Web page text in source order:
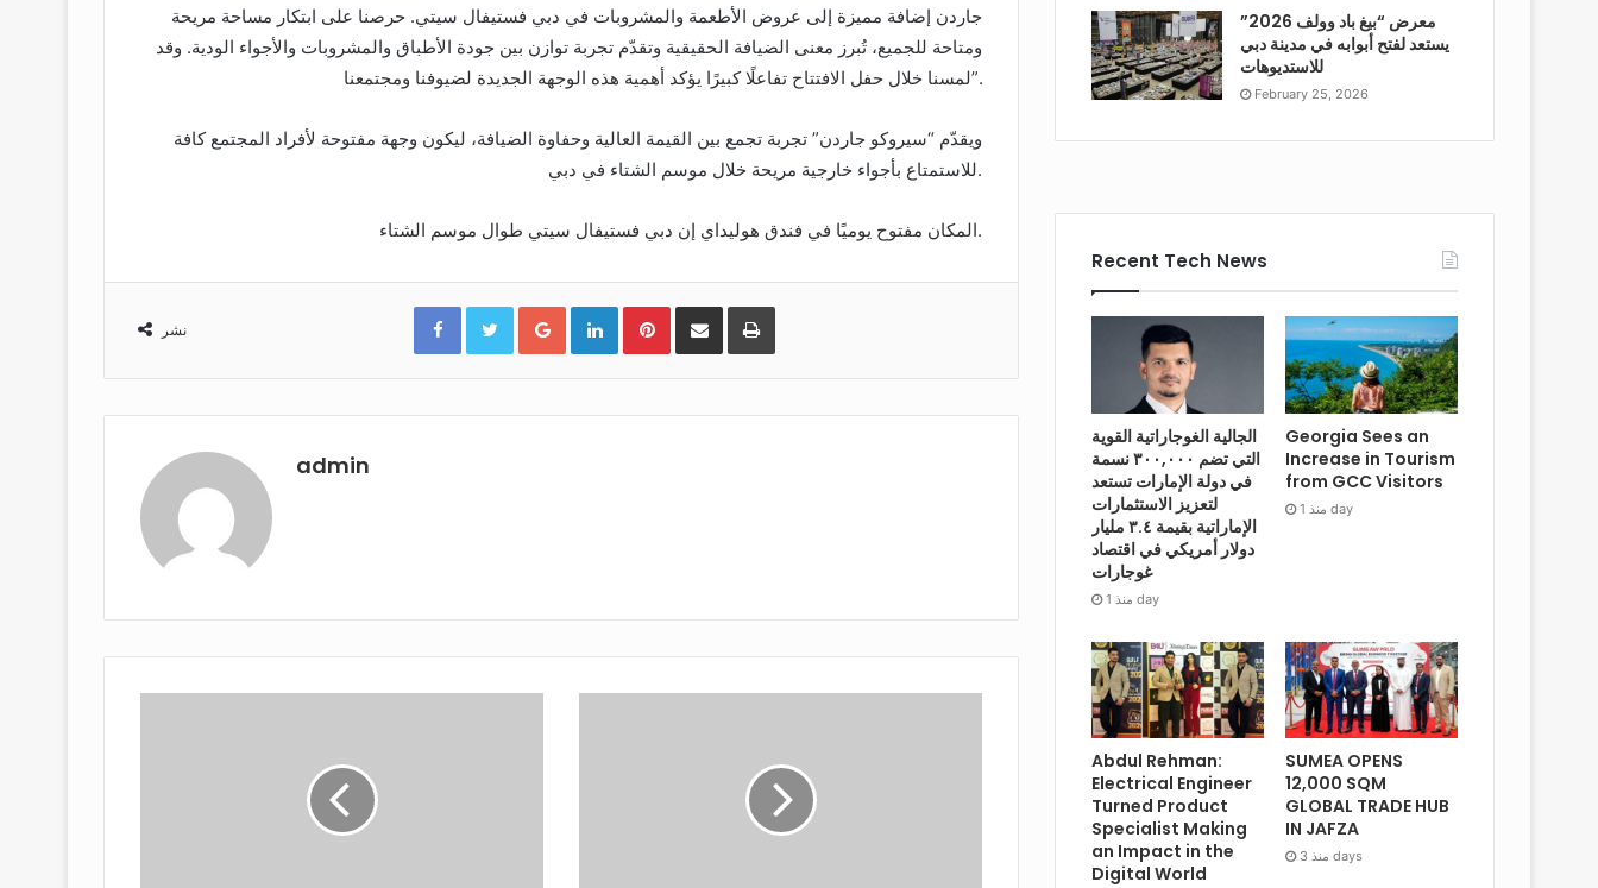
جاردن إضافة مميزة إلى عروض الأطعمة والمشروبات في دبي فستيفال سيتي. حرصنا على ابتكار مساحة مريحة
ومتاحة للجميع، تُبرز معنى الضيافة الحقيقية وتقدّم تجربة توازن بين جودة الأطباق والمشروبات والأجواء الودية. وقد
لمسنا خلال حفل الافتتاح تفاعلًا كبيرًا يؤكد أهمية هذه الوجهة الجديدة لضيوفنا ومجتمعنا”.
ويقدّم “سيروكو جاردن” تجربة تجمع بين القيمة العالية وحفاوة الضيافة، ليكون وجهة مفتوحة لأفراد المجتمع كافة
للاستمتاع بأجواء خارجية مريحة خلال موسم الشتاء في دبي.
المكان مفتوح يوميًا في فندق هوليداي إن دبي فستيفال سيتي طوال موسم الشتاء.
نشر
Facebook Twitter Google+ LinkedIn Pinterest شارك عبر الإيميل
admin
معرض “بيغ باد وولف 2026”
يستعد لفتح أبوابه في مدينة دبي
للاستديوهات
February 25, 2026
Recent Tech News
الجالية الغوجاراتية القوية
التي تضم ٣٠٠,٠٠٠ نسمة
في دولة الإمارات تستعد
لتعزيز الاستثمارات
الإماراتية بقيمة ٣.٤ مليار
دولار أمريكي في اقتصاد
غوجارات
منذ 1 day
Georgia Sees an
Increase in Tourism
from GCC Visitors
منذ 1 day
Abdul Rehman:
Electrical Engineer
Turned Product
Specialist Making
an Impact in the
Digital World
SUMEA OPENS
12,000 SQM
GLOBAL TRADE HUB
IN JAFZA
منذ 3 days